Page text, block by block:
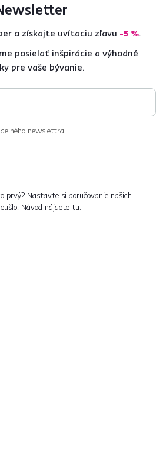
a získajte uvítaciu zľavu -5 %.
posielať inšpirácie a výhodné
pre vaše bývanie.
newslettra
prvý? Nastavte si doručovanie našich
Návod nájdete tu.